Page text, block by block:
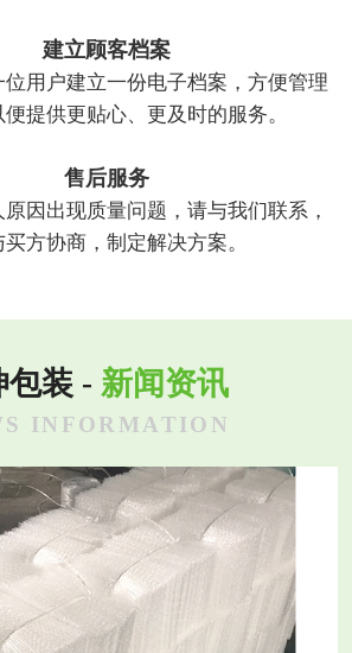
建立顾客档案
用户建立一份电子档案，方便管理
提供更贴心、更及时的服务。
售后服务
因出现质量问题，请与我们联系，
方协商，制定解决方案。
包装 - 新闻资讯
INFORMATION